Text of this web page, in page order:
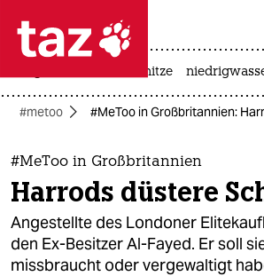
 taz zahl ich
taz zahl ich
themen
politik
öko
hitze
#metoo #MeToo in Großbritannien:
#MeToo in Großbritannien
Harrods düstere
Angestellte des Londoner
den Ex-Besitzer Al-Fayed. Er soll
missbraucht oder vergewaltigt